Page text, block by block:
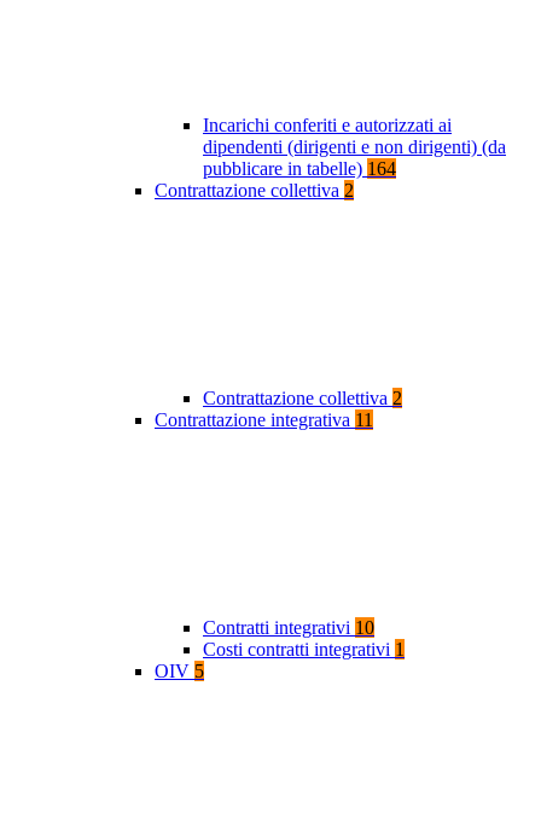
Incarichi conferiti e autorizzati ai
dipendenti (dirigenti e non dirigenti) (da
pubblicare in tabelle) 164
Contrattazione collettiva 2
Contrattazione collettiva 2
Contrattazione integrativa 11
Contratti integrativi 10
Costi contratti integrativi 1
OIV 5